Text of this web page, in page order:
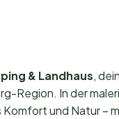
& Landhaus,
Region. In der
und Natur –